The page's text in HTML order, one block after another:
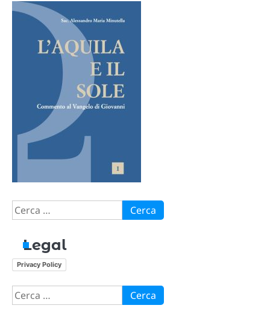
Ricerca
per:
Legal
Privacy Policy
Ricerca
per: